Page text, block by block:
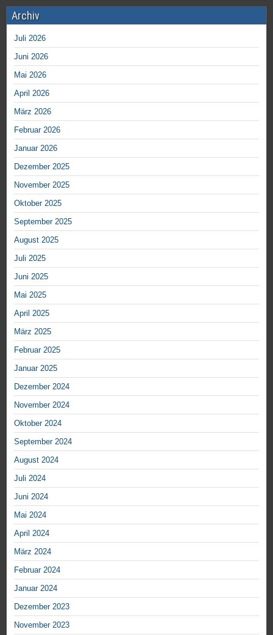
Archiv
Juli 2026
Juni 2026
Mai 2026
April 2026
März 2026
Februar 2026
Januar 2026
Dezember 2025
November 2025
Oktober 2025
September 2025
August 2025
Juli 2025
Juni 2025
Mai 2025
April 2025
März 2025
Februar 2025
Januar 2025
Dezember 2024
November 2024
Oktober 2024
September 2024
August 2024
Juli 2024
Juni 2024
Mai 2024
April 2024
März 2024
Februar 2024
Januar 2024
Dezember 2023
November 2023